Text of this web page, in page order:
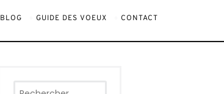
BLOG GUIDE DES VOEUX CONTACT